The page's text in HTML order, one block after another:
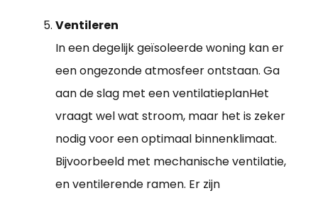
Ventileren
In een degelijk geïsoleerde woning kan er
een ongezonde atmosfeer ontstaan. Ga
aan de slag met een ventilatieplanHet
vraagt wel wat stroom, maar het is zeker
nodig voor een optimaal binnenklimaat.
Bijvoorbeeld met mechanische ventilatie,
en ventilerende ramen. Er zijn